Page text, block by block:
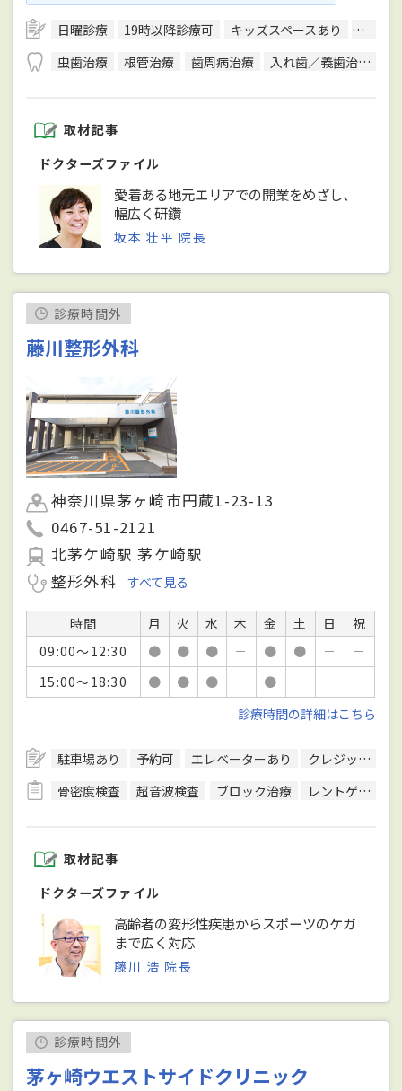
日曜診療 19時以降診療可 キッズスペースあり
バリア
虫歯治療
根管治療 歯周病治療 入れ歯／義歯治療
取材記事
ドクターズファイル
愛着ある地元エリアでの開業をめざし、
幅広く研鑽
坂本 壮平 院長
診療時間外
藤川整形外科
神奈川県茅ヶ崎市円蔵1-23-13
0467-51-2121
北茅ケ崎駅 茅ケ崎駅
整形外科
すべて見る
時間 月 火 水 木 金 土 日
祝
09:00～12:30
● ● ● － ● ● －
－
15:00～18:30
● ● ● － ● － －
－
診療時間の詳細はこちら
駐車場あり 予約可 エレベーターあり
クレジットカード対応
骨密度検査
超音波検査 ブロック治療 レントゲン検査
取材記事
ドクターズファイル
高齢者の変形性疾患からスポーツのケガ
まで広く対応
藤川 浩 院長
診療時間外
茅ヶ崎ウエストサイドクリニック